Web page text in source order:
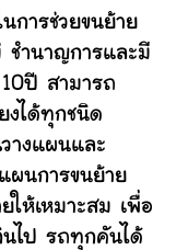
การช่วยขนย้าย
ชำนาญการและมี
ปี สามารถ
งได้ทุกชนิด
วางแผนและ
ผนการขนย้าย
ให้เหมาะสม เพื่อ
นไป รถทุกคันได้